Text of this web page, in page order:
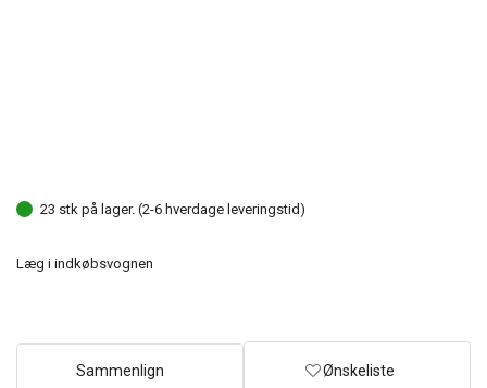
23 stk på lager. (2-6 hverdage leveringstid)
Læg i indkøbsvognen
Sammenlign Ønskeliste